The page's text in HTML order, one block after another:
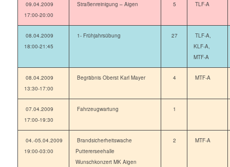
09.04.2009
17:00-20:00
Straßenreinigung – Aigen 5 TLF-A
08.04.2009
18:00-21:45
1- Frühjahrsübung 27
TLF-A,
KLF-A,
MTF-A
08.04.2009
13:30-17:00
Begräbnis Oberst Karl Mayer 4 MTF-A
07.04.2009
17:00-19:30
Fahrzeugwartung 1
04.-05.04.2009
19:00-03:00
Brandsicherheitswache
Puttererseehalle
Wunschkonzert MK Aigen
2 MTF-A